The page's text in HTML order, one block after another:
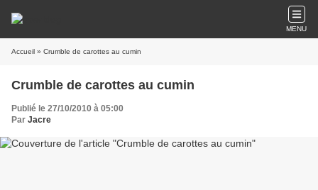
MENU
Accueil » Crumble de carottes au cumin
Crumble de carottes au cumin
Publié le 27/10/2010 à 05:00
Par Jacre